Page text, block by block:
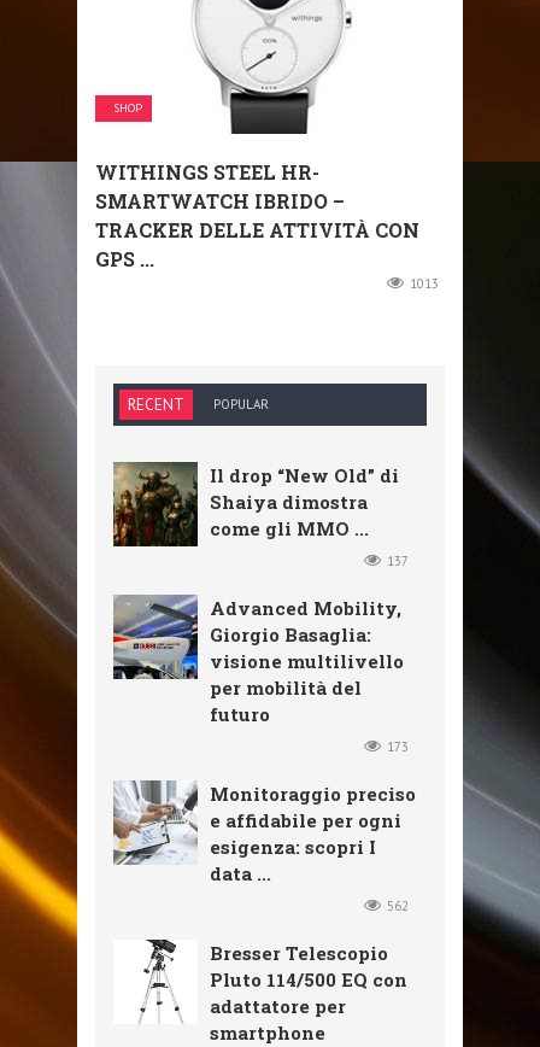
SHOP
WITHINGS STEEL HR-
SMARTWATCH IBRIDO –
TRACKER DELLE ATTIVITÀ CON
GPS ...
1013
RECENT POPULAR
Il drop “New Old” di
Shaiya dimostra
come gli MMO ...
137
Advanced Mobility,
Giorgio Basaglia:
visione multilivello
per mobilità del
futuro
173
Monitoraggio preciso
e affidabile per ogni
esigenza: scopri I
data ...
562
Bresser Telescopio
Pluto 114/500 EQ con
adattatore per
smartphone